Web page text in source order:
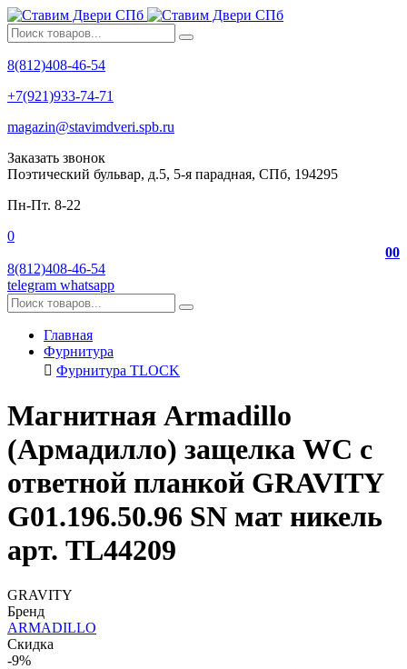
8(812)408-46-54
+7(921)933-74-71
magazin@stavimdveri.spb.ru
Заказать звонок
Поэтический бульвар, д.5, 5-я парадная, СПб, 194295
Пн-Пт. 8-22
0
00
8(812)408-46-54
telegram whatsapp
Главная
Фурнитура
Фурнитура TLOCK
Магнитная Armadillo
(Армадилло) защелка WC с
ответной планкой GRAVITY
G01.196.50.96 SN мат никель
арт. TL44209
GRAVITY
Бренд
ARMADILLO
Скидка
-9%